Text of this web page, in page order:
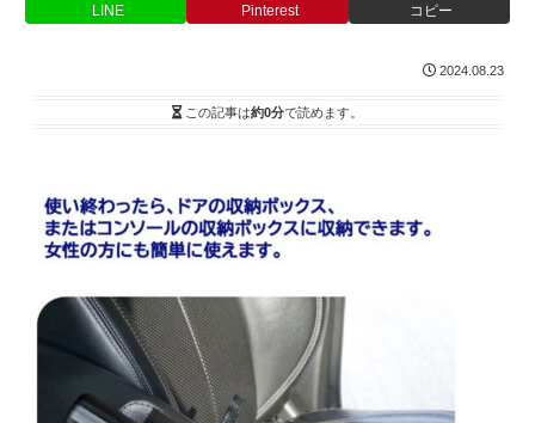
LINE Pinterest コピー
2024.08.23
この記事は約0分で読めます。